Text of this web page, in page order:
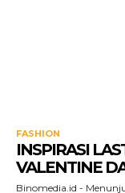
FASHION
INSPIRASI
VALENTINE
Binomedia.id -